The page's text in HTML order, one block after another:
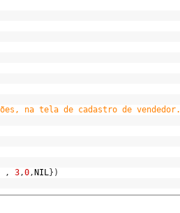
na tela de cadastro de vendedor.
, 3 ,0 ,NIL } )